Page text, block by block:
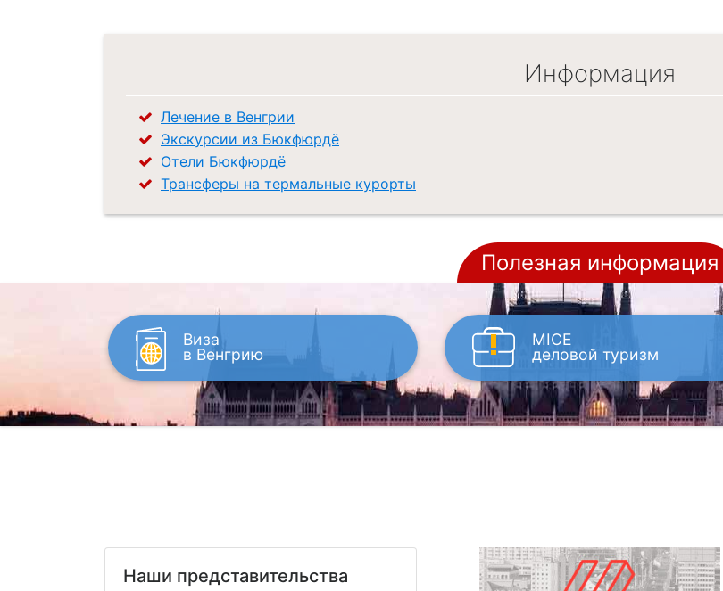
Информация
Лечение в Венгрии
Экскурсии из Бюкфюрдё
Отели Бюкфюрдё
Трансферы на термальные курорты
Полезная информация
Виза
в Венгрию
MICE
деловой туризм
Наши представительства